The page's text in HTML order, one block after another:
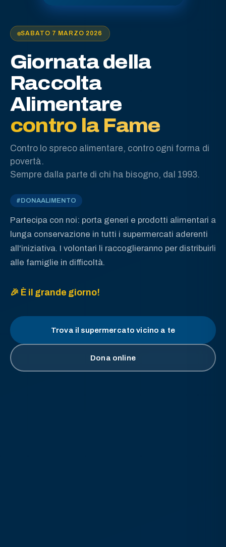
SABATO 7 MARZO 2026
Giornata della
Raccolta
Alimentare
contro la Fame
Contro lo spreco alimentare, contro ogni forma di
povertà.
Sempre dalla parte di chi ha bisogno, dal 1993.
#DONAALIMENTO
Partecipa con noi: porta generi e prodotti alimentari a
lunga conservazione in tutti i supermercati aderenti
all'iniziativa. I volontari li raccoglieranno per distribuirli
alle famiglie in difficoltà.
🎉 È il grande giorno!
Trova il supermercato vicino a te
Dona online